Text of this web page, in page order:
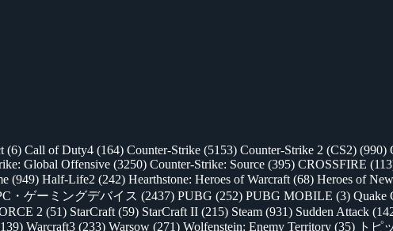
(6) Call of Duty4 (164) Counter-Strike (5153) Counter-Strike 2 (CS2) (990)
Global Offensive (3250) Counter-Strike: Source (395) CROSSFIRE
(949) Half-Life2 (242) Hearthstone: Heroes of Warcraft (68) Heroes of
・ゲーミングデバイス (2437) PUBG (252) PUBG MOBILE (3) Quake
2 (51) StarCraft (59) StarCraft II (215) Steam (931) Sudden Attack
Warcraft3 (233) Warsow (271) Wolfenstein: Enemy Territory (35) トピ